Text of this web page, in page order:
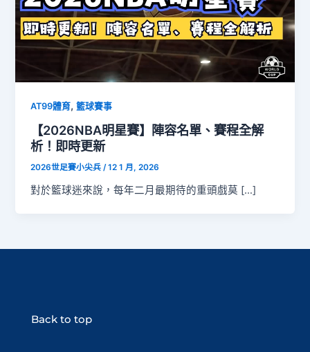
AT99體育,籃球賽事
【2026NBA明星賽】陣容名單、賽程全解
析！即時更新
2026世足賽小尖兵/12 1 月, 2026
對於籃球迷來說，每年二月最期待的重頭戲莫 […]
Back to top